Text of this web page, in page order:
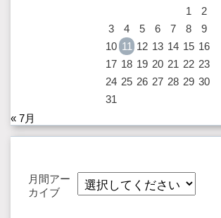
1
2
3
4 5 6 7 8
9
10 11 12 13 14 15 16
17 18 19 20 21 22 23
24 25 26 27 28 29 30
31
« 7月
月間アー
カイブ